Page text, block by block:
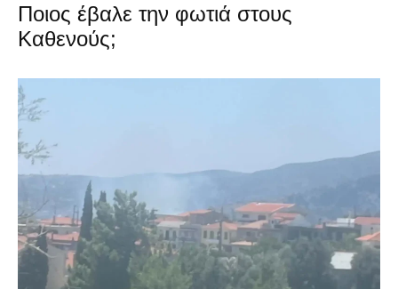
Ποιος έβαλε την φωτιά στους
Καθενούς;